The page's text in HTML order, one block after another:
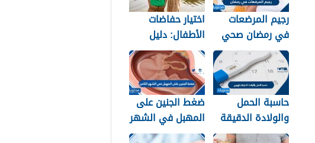
رجيم المرضعات
في رمضان صحي
وسهل 2026
اختيار حفاضات
الأطفال: دليل
الأسرة العربية
للعناية والراحة
حاسبة الحمل
والولادة الدقيقة
2025 بالهجري
ضغط الجنين على
المهبل في الشهر
الثامن